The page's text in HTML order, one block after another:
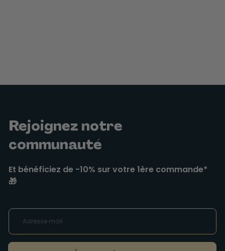
Rejoignez notre
communauté
Et bénéficiez de -10% sur votre 1ère commande*
🎁